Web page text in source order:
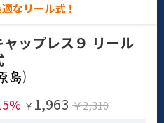
なリール式！
ャップレス９ リール
)
￥ 1,963 ￥2,310